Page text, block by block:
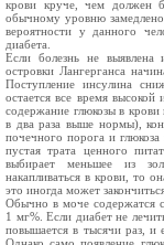
крови круче, чем должен
обычному уровню
вероятности у данного
диабета.
Если болезнь не выявлена
островки Лангерганса
Поступление инсулина
остается все время
содержание глюкозы в
в два раза выше нормы),
почечного порога и
пустая трата ценного
выбирает меньшее из
накапливаться в крови, то
это иногда может
Обычно в моче содержатся
1 мг%. Если диабет не
повышается в тысячи раз, и